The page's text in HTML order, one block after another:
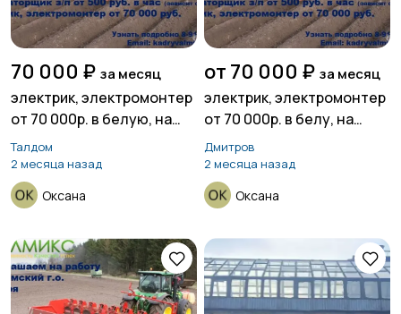
70 000 ₽ за месяц
электрик, электромонтер
от 70 000р. в белую, на
испытательный, г.Талдом
Талдом
2 месяца назад
Оксана
от 70 000 ₽ за месяц
электрик, электромонтер
от 70 000р. в белу, на
испытательный, Талдом
Дмитров
2 месяца назад
Оксана